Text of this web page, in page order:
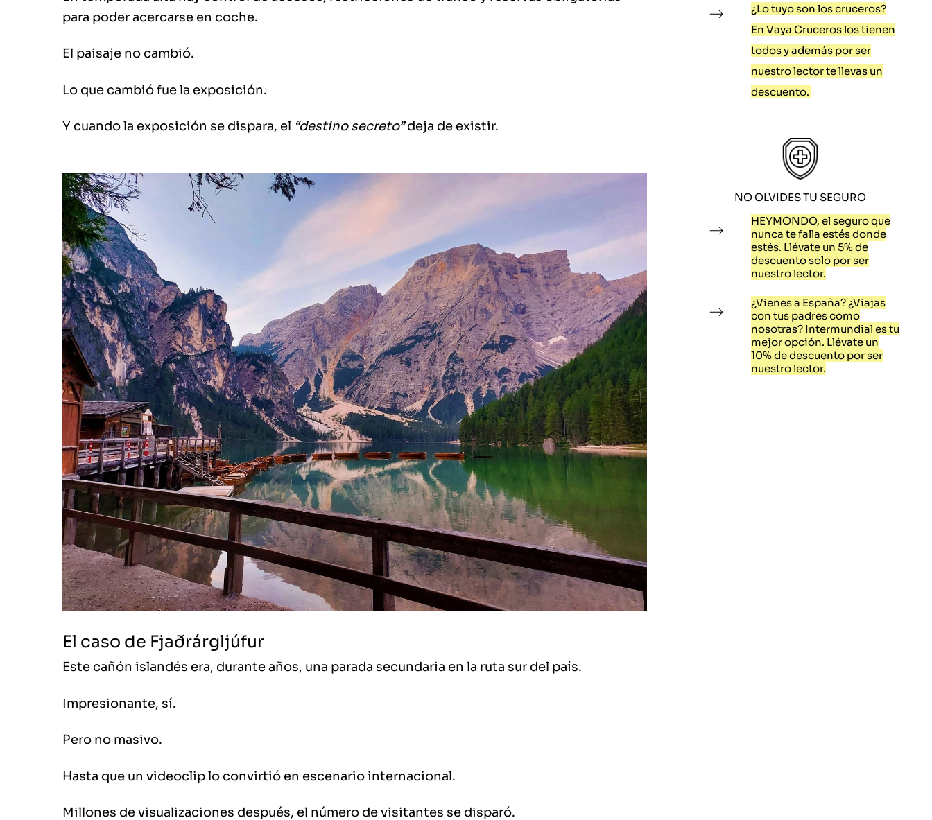
para poder acercarse en coche.
El paisaje no cambió.
Lo que cambió fue la exposición.
Y cuando la exposición se dispara, el “destino secreto”deja de existir.
El caso de Fjaðrárgljúfur
Este cañón islandés era, durante años, una parada secundaria en la ruta sur del país.
Impresionante, sí.
Pero no masivo.
Hasta que un videoclip lo convirtió en escenario internacional.
Millones de visualizaciones después, el número de visitantes se disparó.
¿Lo tuyo son los cruceros?
En Vaya Cruceros los tienen
todos y además por ser
nuestro lector te llevas un
descuento.
NO OLVIDES TU SEGURO
HEYMONDO, el seguro que
nunca te falla estés donde
estés. Llévate un 5% de
descuento solo por ser
nuestro lector.
¿Vienes a España? ¿Viajas
con tus padres como
nosotras? Intermundial es tu
mejor opción. Llévate un
10% de descuento por ser
nuestro lector.